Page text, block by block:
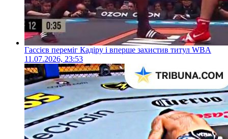
Гассієв переміг Кадіру і вперше захистив титул WBA
11.07.2026, 23:53